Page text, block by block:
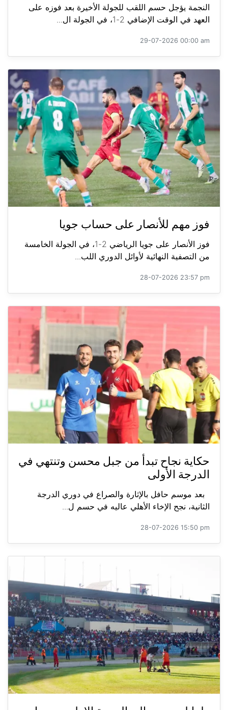
النجمة يؤجل حسم اللقب للجولة الأخيرة بعد فوزه على
العهد في الوقت الإضافي 2-1، في الجولة ال...
29-07-2026 00:00 am
فوز مهم للأنصار على حساب جويا
فوز الأنصار على جويا الرياضي 2-1، في الجولة الخامسة
من التصفية النهائية لأوائل الدوري اللب...
28-07-2026 23:57 pm
حكاية نجاح تبدأ من جبل محسن وتنتهي في
الدرجة الأولى
بعد موسم حافل بالإثارة والصراع في دوري الدرجة
الثانية، نجح الإخاء الأهلي عاليه في حسم ل...
28-07-2026 15:50 pm